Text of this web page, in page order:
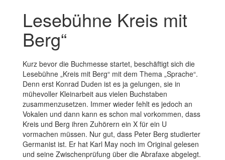
Lesebühne Kreis mit
Berg“
Kurz bevor die Buchmesse startet, beschäftigt sich die
Lesebühne „Kreis mit Berg“ mit dem Thema „Sprache“.
Denn erst Konrad Duden ist es ja gelungen, sie in
mühevoller Kleinarbeit aus vielen Buchstaben
zusammenzusetzen. Immer wieder fehlt es jedoch an
Vokalen und dann kann es schon mal vorkommen, dass
Kreis und Berg ihren Zuhörern ein X für ein U
vormachen müssen. Nur gut, dass Peter Berg studierter
Germanist ist. Er hat Karl May noch im Original gelesen
und seine Zwischenprüfung über die Abrafaxe abgelegt.